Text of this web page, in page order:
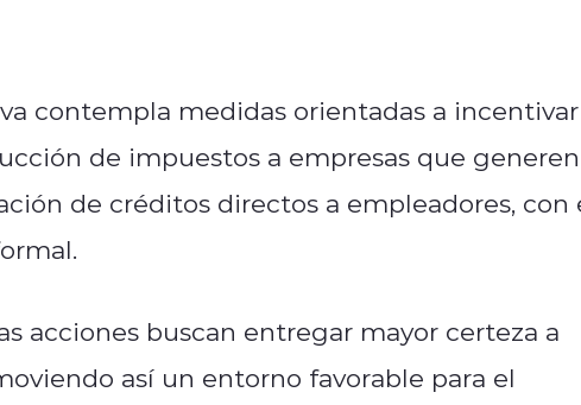
contempla medidas orientadas a incentivar
de impuestos a empresas que generen
de créditos directos a empleadores, con
acciones buscan entregar mayor certeza a
así un entorno favorable para el